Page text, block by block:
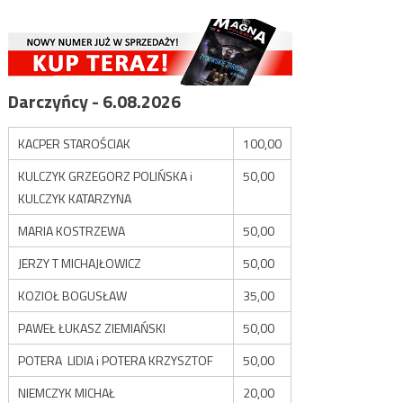
Darczyńcy - 6.08.2026
KACPER STAROŚCIAK
100,00
KULCZYK GRZEGORZ POLIŃSKA i
KULCZYK KATARZYNA
50,00
MARIA KOSTRZEWA
50,00
JERZY T MICHAJŁOWICZ
50,00
KOZIOŁ BOGUSŁAW
35,00
PAWEŁ ŁUKASZ ZIEMIAŃSKI
50,00
POTERA LIDIA i POTERA KRZYSZTOF
50,00
NIEMCZYK MICHAŁ
20,00